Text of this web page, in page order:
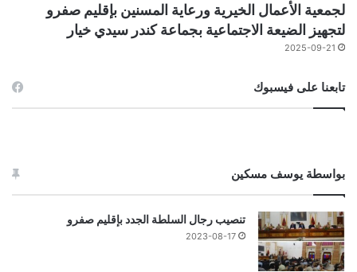
لجمعية الأعمال الخيرية ورعاية المسنين بإقليم صفرو
لتجهيز الضيعة الاجتماعية بجماعة كندر سيدي خيار
2025-09-21
تابعنا على فيسبوك
بواسطة يوسف مسكين
تنصيب رجال السلطة الجدد بإقليم صفرو
2023-08-17